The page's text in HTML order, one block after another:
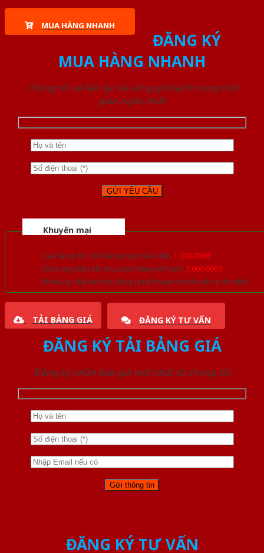
MUA HÀNG NHANH
ĐĂNG KÝ
MUA HÀNG NHANH
Chúng tôi sẽ liên lạc lại với quý khách trong thời
gian ngắn nhất
Khuyến mại
Quà tặng đồ nội thất trang trí lên đến 1.000.000đ
Giảm trực tiếp khi mua đơn hàng lớn hơn 3.000.000đ
Nhiều ưu đãi lớn khi đăng ký tài khoản thành viên thân thiết
TẢI BẢNG GIÁ ĐĂNG KÝ TƯ VẤN
ĐĂNG KÝ TẢI BẢNG GIÁ
Đăng ký nhận báo giá mới nhất từ chúng tôi
ĐĂNG KÝ TƯ VẤN